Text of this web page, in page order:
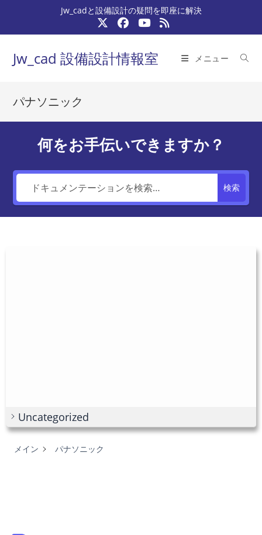
テ
ッ
Jw_cadと設備設計の疑問を即座に解決
Jw_cad 設備設計情報室 メニュー
パナソニック
何をお手伝いできますか？
検索
メイン パナソニック
Uncategorized